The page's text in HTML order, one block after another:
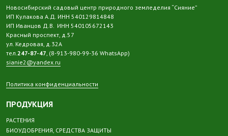
Новосибирский садовый центр природного земледелия “Сияние”
ИП Кулакова А.Д. ИНН 540129814848
ИП Иванцов Д.В. ИНН 540105672143
Красный проспект, д.57
ул. Кедровая, д.32А
тел.247-87-47, (8-913-980-99-36 WhatsApp)
sianie2@yandex.ru
Политика конфиденциальности
ПРОДУКЦИЯ
РАСТЕНИЯ
БИОУДОБРЕНИЯ, СРЕДСТВА ЗАЩИТЫ